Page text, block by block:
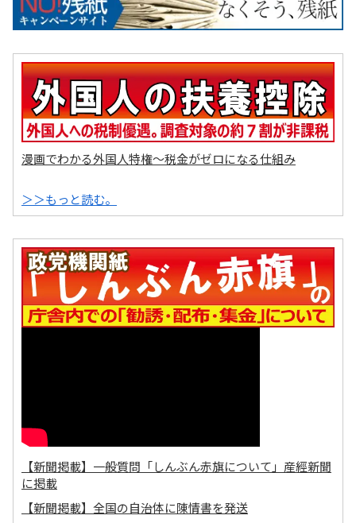
漫画でわかる外国人特権～税金がゼロになる仕組み
＞＞もっと読む。
【新聞掲載】一般質問「しんぶん赤旗について」産經新聞
に掲載
【新聞掲載】全国の自治体に陳情書を発送